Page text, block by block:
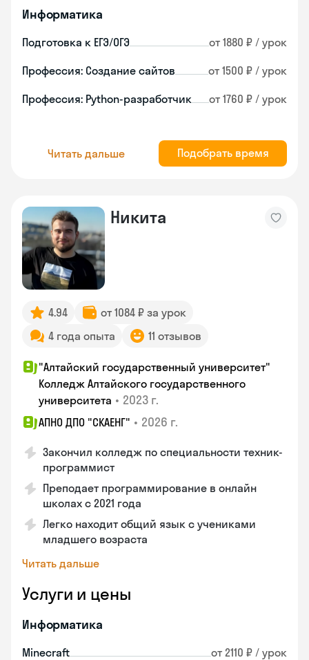
Информатика
Подготовка к ЕГЭ/ОГЭ от 1880 ₽ / урок
Профессия: Создание сайтов от 1500 ₽ / урок
Профессия: Python-разработчик от 1760 ₽ / урок
Читать дальше Подобрать время
Никита
4.94
от 1084 ₽ за урок
4 года опыта
11 отзывов
"Алтайский государственный университет"
Колледж Алтайского государственного
университета • 2023 г.
АПНО ДПО "СКАЕНГ" • 2026 г.
Закончил колледж по специальности техник-
программист
Преподает программирование в онлайн
школах с 2021 года
Легко находит общий язык с учениками
младшего возраста
Читать дальше
Услуги и цены
Информатика
Minecraft от 2110 ₽ / урок